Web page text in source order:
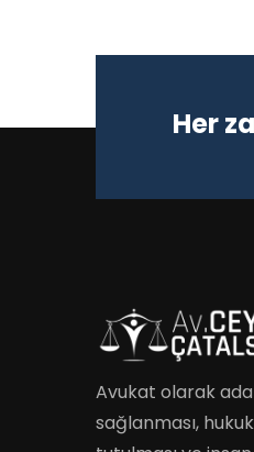
Her
Avukat olarak
sağlanması,